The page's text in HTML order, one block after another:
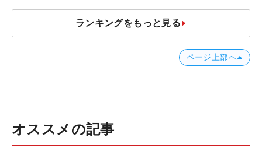
ランキングをもっと見る
ページ上部へ
オススメの記事